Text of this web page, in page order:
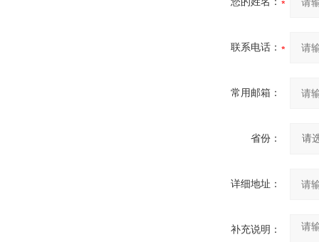
联系电话：
常用邮箱：
省份：
详细地址：
补充说明：